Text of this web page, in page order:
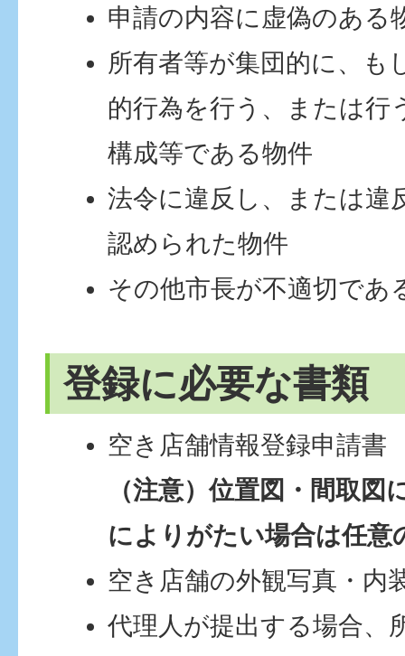
申請の内容に虚偽のある
所有者等が集団的に、も
的行為を行う、または行
構成等である物件
法令に違反し、または違
認められた物件
その他市長が不適切であ
登録に必要な書類
空き店舗情報登録申請書
（注意）位置図・間取
によりがたい場合は任意
空き店舗の外観写真・内
代理人が提出する場合、